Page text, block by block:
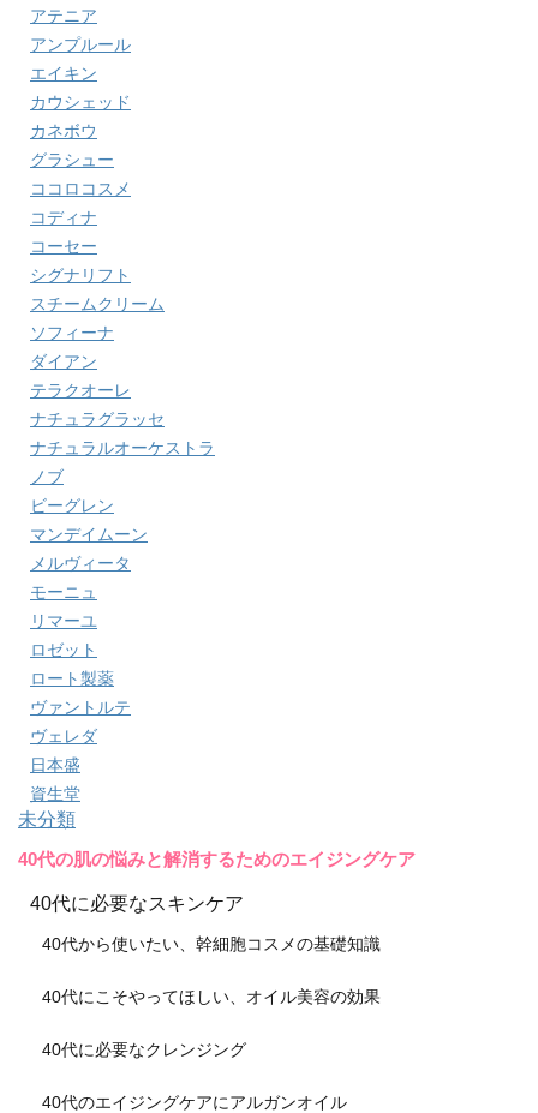
アテニア
アンプルール
エイキン
カウシェッド
カネボウ
グラシュー
ココロコスメ
コディナ
コーセー
シグナリフト
スチームクリーム
ソフィーナ
ダイアン
テラクオーレ
ナチュラグラッセ
ナチュラルオーケストラ
ノブ
ビーグレン
マンデイムーン
メルヴィータ
モーニュ
リマーユ
ロゼット
ロート製薬
ヴァントルテ
ヴェレダ
日本盛
資生堂
未分類
40代の肌の悩みと解消するためのエイジングケア
40代に必要なスキンケア
40代から使いたい、幹細胞コスメの基礎知識
40代にこそやってほしい、オイル美容の効果
40代に必要なクレンジング
40代のエイジングケアにアルガンオイル